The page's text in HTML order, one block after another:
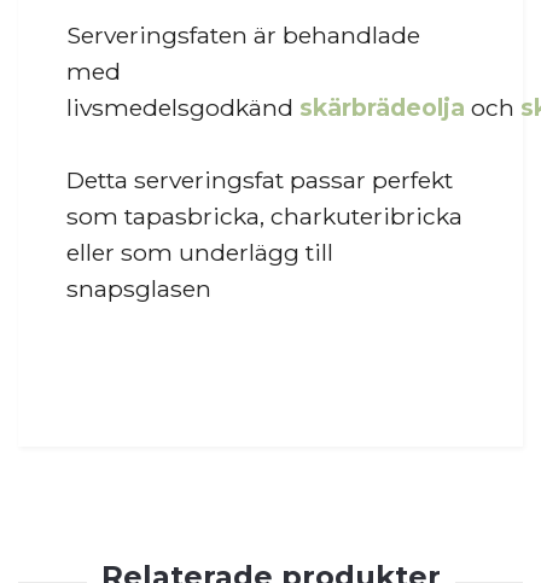
Serveringsfaten är behandlade
med
livsmedelsgodkänd skärbrädeolja och
Detta serveringsfat passar perfekt
som tapasbricka, charkuteribricka
eller som underlägg till
snapsglasen